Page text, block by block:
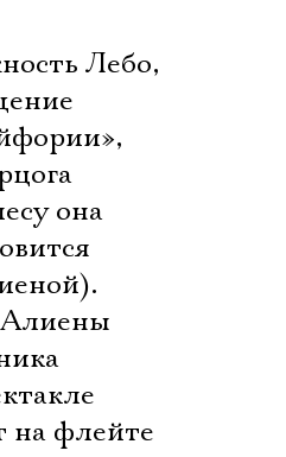
Лебо,

она

на флейте